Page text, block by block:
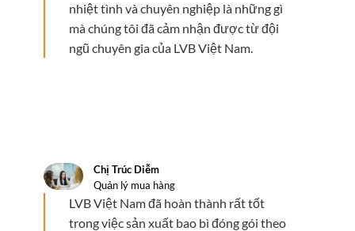
nhiệt tình và chuyên nghiệp là những gì
mà chúng tôi đã cảm nhận được từ đội
ngũ chuyên gia của LVB Việt Nam.
Chị Trúc Diễm
Quản lý mua hàng
LVB Việt Nam đã hoàn thành rất tốt
trong việc sản xuất bao bì đóng gói theo